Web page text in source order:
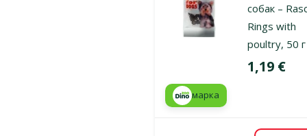
собак –
Rings with
poultry, 50 г
Цена
1,19 €
марка